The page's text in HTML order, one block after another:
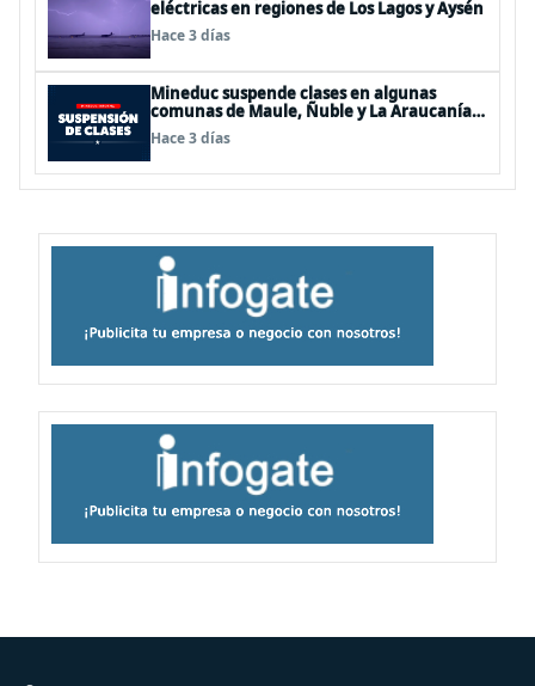
eléctricas en regiones de Los Lagos y Aysén
Hace 3 días
Mineduc suspende clases en algunas
comunas de Maule, Ñuble y La Araucanía
para este lunes
Hace 3 días